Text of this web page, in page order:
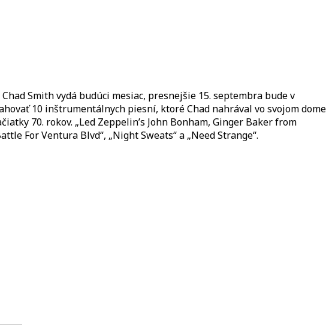
Smith vydá budúci mesiac, presnejšie 15. septembra bude v
10 inštrumentálnych piesní, ktoré Chad nahrával vo svojom dome
70. rokov. „Led Zeppelin’s John Bonham, Ginger Baker from
For Ventura Blvd“, „Night Sweats“ a „Need Strange“.